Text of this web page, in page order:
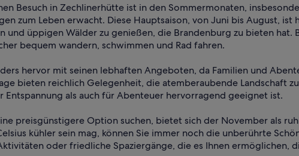
Besuch in Zechlinerhütte ist in den Sommermonaten,
zum Leben erwacht. Diese Hauptsaison, von Juni bis August,
und üppigen Wälder zu genießen, die Brandenburg zu bieten hat.
bequem wandern, schwimmen und Rad fahren.
hervor mit seinen lebhaften Angeboten, da Familien und
bieten reichlich Gelegenheit, die atemberaubende Landschaft
Entspannung als auch für Abenteuer hervorragend geeignet ist.
preisgünstigere Option suchen, bietet sich der November als
kühler sein mag, können Sie immer noch die unberührte
oder friedliche Spaziergänge, die es Ihnen ermöglichen,